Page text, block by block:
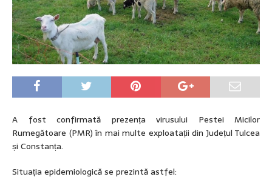
A fost confirmată prezența virusului Pestei Micilor
Rumegătoare (PMR) în mai multe exploatații din Județul Tulcea
și Constanța.
Situația epidemiologică se prezintă astfel: